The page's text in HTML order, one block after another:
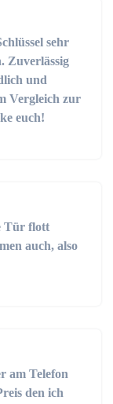
sehr
Zuverlässig
und
Vergleich zur
euch!
Tür flott
auch, also
am Telefon
den ich